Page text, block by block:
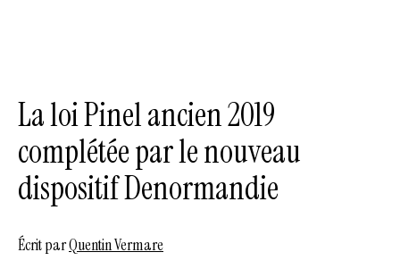
La loi Pinel ancien 2019
complétée par le nouveau
dispositif Denormandie
Écrit parQuentin Vermare